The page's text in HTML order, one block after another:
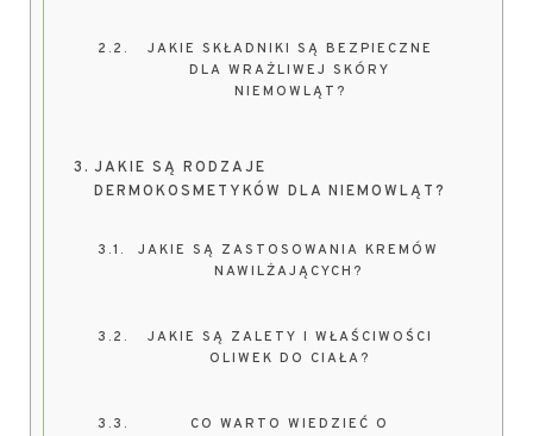
JAKIE SKŁADNIKI SĄ BEZPIECZNE
DLA WRAŻLIWEJ SKÓRY
NIEMOWLĄT?
JAKIE SĄ RODZAJE
DERMOKOSMETYKÓW DLA NIEMOWLĄT?
JAKIE SĄ ZASTOSOWANIA KREMÓW
NAWILŻAJĄCYCH?
JAKIE SĄ ZALETY I WŁAŚCIWOŚCI
OLIWEK DO CIAŁA?
CO WARTO WIEDZIEĆ O